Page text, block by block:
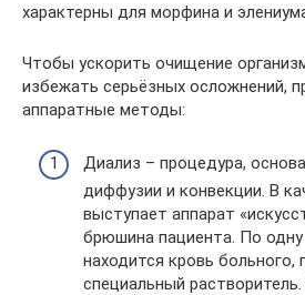
характерны для морфина и
Чтобы ускорить очищение
избежать серьёзных осложнений,
аппаратные методы:
Диализ – процедура,
диффузии и конвекции. В
выступает аппарат
брюшина пациента. По
находится кровь больного,
специальный